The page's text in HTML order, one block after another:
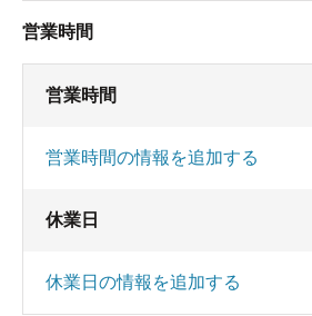
営業時間
営業時間
営業時間の情報を追加する
休業日
休業日の情報を追加する